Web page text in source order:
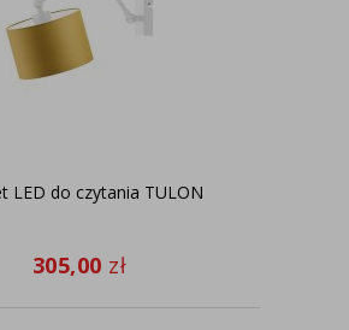
LED do czytania TULON
305,00 zł